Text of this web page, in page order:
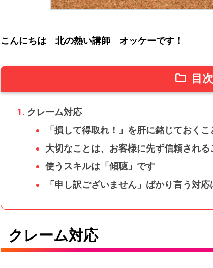
こんにちは 北の熱い講師 オッケーです！
目次
クレーム対応
「損して得取れ！」を肝に銘じておくこ
大切なことは、お客様に先ず信頼され
使うスキルは「傾聴」です
「申し訳ございません」ばかり言う対
クレーム対応